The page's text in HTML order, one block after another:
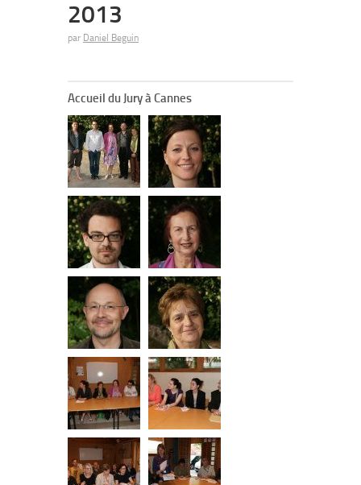
2013
par Daniel Beguin
Accueil du Jury à Cannes